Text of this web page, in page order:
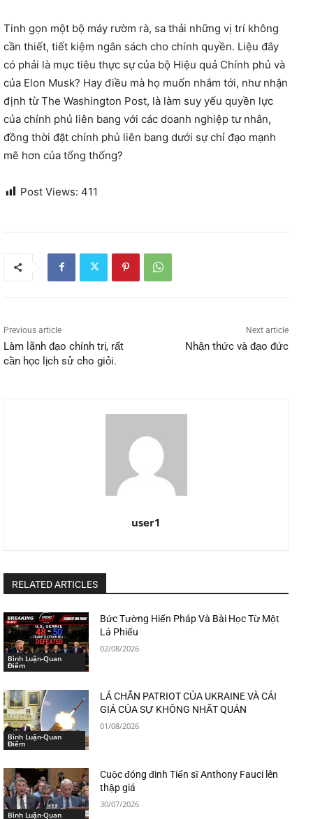
Tinh gọn một bộ máy rườm rà, sa thải những vị trí không
cần thiết, tiết kiệm ngân sách cho chính quyền. Liệu đây
có phải là mục tiêu thực sự của bộ Hiệu quả Chính phủ và
của Elon Musk? Hay điều mà họ muốn nhắm tới, như nhận
định từ The Washington Post, là làm suy yếu quyền lực
của chính phủ liên bang với các doanh nghiệp tư nhân,
đồng thời đặt chính phủ liên bang dưới sự chỉ đạo mạnh
mẽ hơn của tổng thống?
Post Views: 411
Previous article
Làm lãnh đạo chính trị, rất
cần học lịch sử cho giỏi.
Next article
Nhận thức và đạo đức
user1
RELATED ARTICLES
Bình Luận-Quan
Điểm
Bức Tường Hiến Pháp Và Bài Học Từ Một
Lá Phiếu
02/08/2026
Bình Luận-Quan
Điểm
LÁ CHẮN PATRIOT CỦA UKRAINE VÀ CÁI
GIÁ CỦA SỰ KHÔNG NHẤT QUÁN
01/08/2026
Bình Luận-Quan
Cuộc đóng đinh Tiến sĩ Anthony Fauci lên
thập giá
30/07/2026